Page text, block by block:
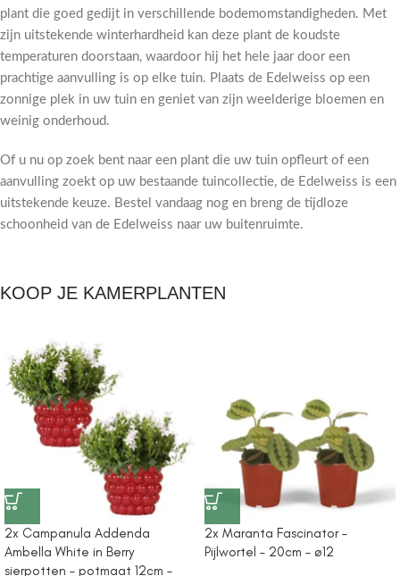
plant die goed gedijt in verschillende bodemomstandigheden. Met
zijn uitstekende winterhardheid kan deze plant de koudste
temperaturen doorstaan, waardoor hij het hele jaar door een
prachtige aanvulling is op elke tuin. Plaats de Edelweiss op een
zonnige plek in uw tuin en geniet van zijn weelderige bloemen en
weinig onderhoud.
Of u nu op zoek bent naar een plant die uw tuin opfleurt of een
aanvulling zoekt op uw bestaande tuincollectie, de Edelweiss is een
uitstekende keuze. Bestel vandaag nog en breng de tijdloze
schoonheid van de Edelweiss naar uw buitenruimte.
KOOP JE KAMERPLANTEN
2x Campanula Addenda
Ambella White in Berry
sierpotten – potmaat 12cm –
2x Maranta Fascinator –
Pijlwortel – 20cm – ø12